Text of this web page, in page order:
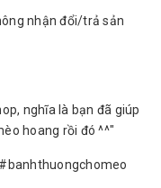
nhận đổi/trả sản
nghĩa là bạn đã giúp
hoang rồi đó ^^"